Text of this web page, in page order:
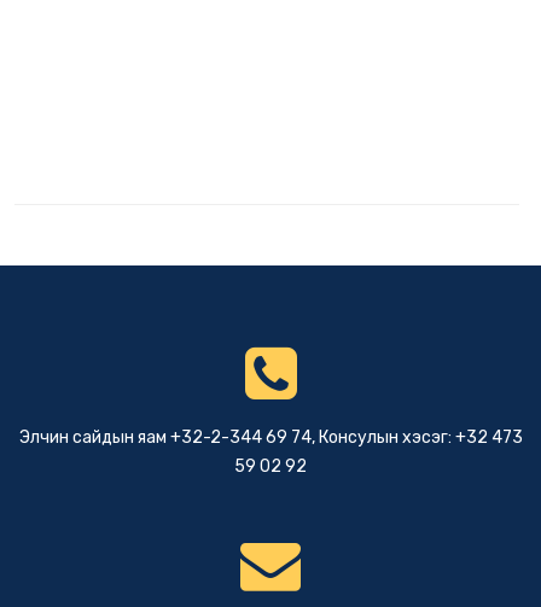
Элчин сайдын яам +32-2-344 69 74, Консулын хэсэг: +32 473
59 02 92